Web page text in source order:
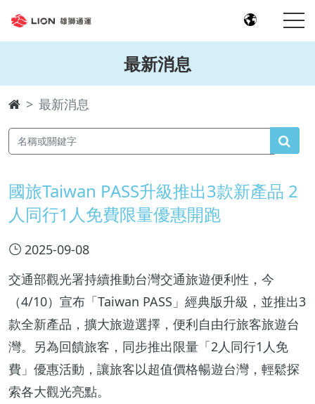
最新消息
最新消息
國旅Taiwan PASS升級推出3款新產品 2
人同行1人免費限量優惠開跑
2025-09-08
交通部觀光署持續推動台灣交通旅遊便利性，今
（4/10）宣布「Taiwan PASS」經典版升級，並推出3
款全新產品，擴大旅遊選擇，便利自由行旅客旅遊台
灣。另為回饋旅客，同步推出限量「2人同行1人免
費」優惠活動，讓旅客以超值價格暢遊台灣，輕鬆探
索各大觀光亮點。